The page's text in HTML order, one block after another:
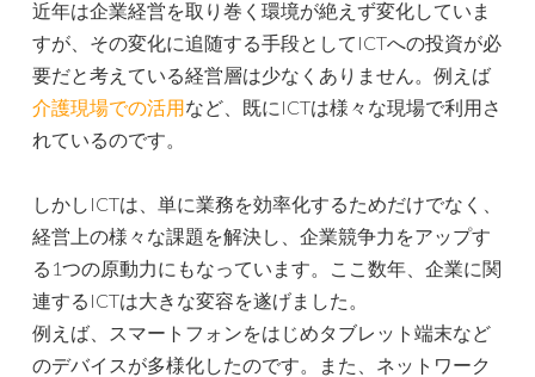
キ
ッ
プ
近年は企業経営を取り巻く環境が絶えず変化していま
すが、その変化に追随する手段としてICTへの投資が必
要だと考えている経営層は少なくありません。例えば
介護現場での活用など、既にICTは様々な現場で利用さ
れているのです。
しかしICTは、単に業務を効率化するためだけでなく、
経営上の様々な課題を解決し、企業競争力をアップす
る1つの原動力にもなっています。ここ数年、企業に関
連するICTは大きな変容を遂げました。
例えば、スマートフォンをはじめタブレット端末など
のデバイスが多様化したのです。また、ネットワーク